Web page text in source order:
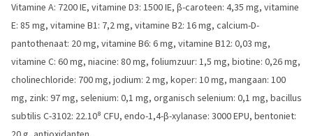
Vitamine A: 7200 IE, vitamine D3: 1500 IE, β-caroteen: 4,35 mg, vitamine
E: 85 mg, vitamine B1: 7,2 mg, vitamine B2: 16 mg, calcium-D-
pantothenaat: 20 mg, vitamine B6: 6 mg, vitamine B12: 0,03 mg,
vitamine C: 60 mg, niacine: 80 mg, foliumzuur: 1,5 mg, biotine: 0,26 mg,
cholinechloride: 700 mg, jodium: 2 mg, koper: 10 mg, mangaan: 100
mg, zink: 97 mg, selenium: 0,1 mg, organisch selenium: 0,1 mg, bacillus
subtilis C-3102: 22.10⁸ CFU, endo-1,4-β-xylanase: 3000 EPU, bentoniet: